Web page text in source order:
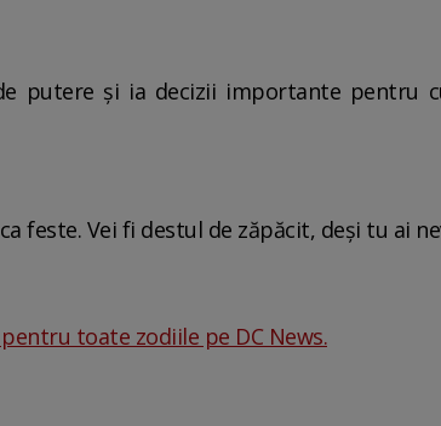
putere și ia decizii importante pentru
feste. Vei fi destul de zăpăcit, deși tu ai
toate zodiile pe DC News.